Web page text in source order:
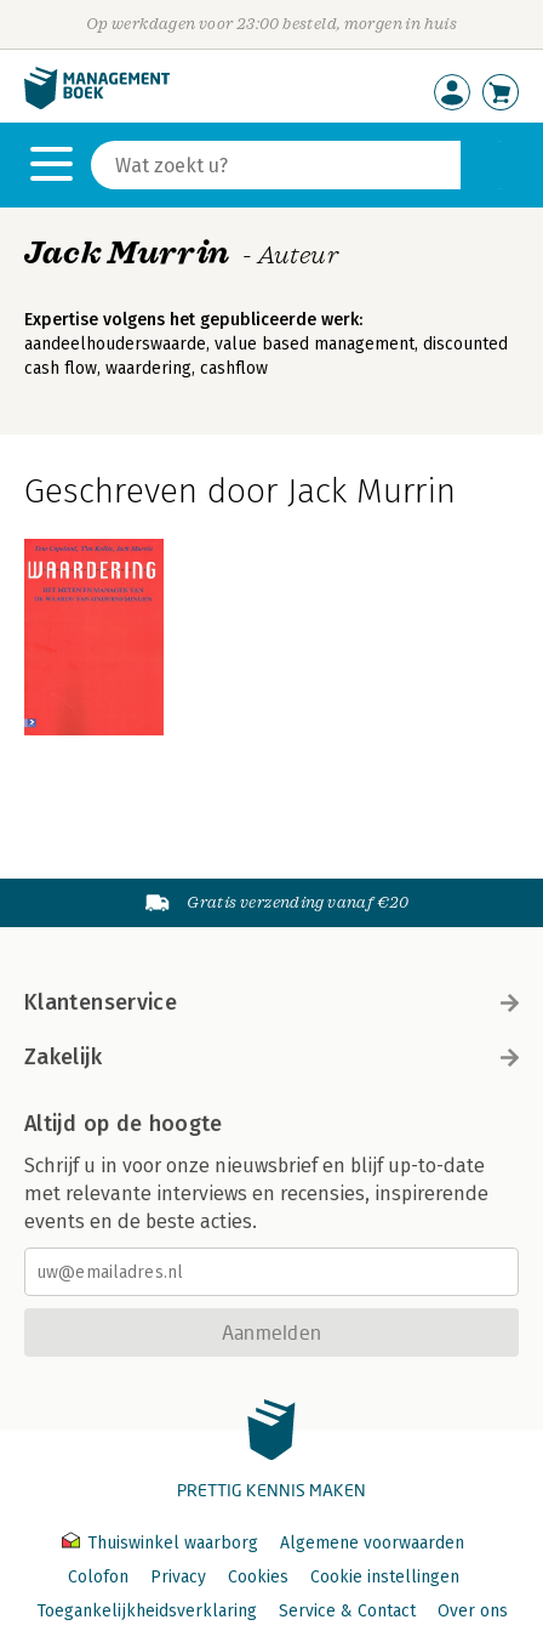
Op werkdagen voor 23:00 besteld, morgen in huis
Jack Murrin - Auteur
Expertise volgens het gepubliceerde werk:
aandeelhouderswaarde, value based management, discounted
cash flow, waardering, cashflow
Geschreven door Jack Murrin
Gratis verzending vanaf €20
Klantenservice
Zakelijk
Altijd op de hoogte
Schrijf u in voor onze nieuwsbrief en blijf up-to-date
met relevante interviews en recensies, inspirerende
events en de beste acties.
Aanmelden
PRETTIG KENNIS MAKEN
Thuiswinkel waarborg
Algemene voorwaarden
Colofon
Privacy Cookies
Cookie instellingen
Toegankelijkheidsverklaring
Service & Contact Over ons